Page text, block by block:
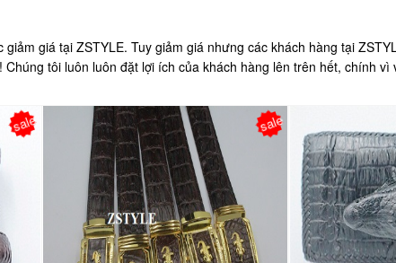
giá tại ZSTYLE. Tuy giảm giá nhưng các khách hàng tại
tôi luôn luôn đặt lợi ích của khách hàng lên trên hết, chính vì
sale sale